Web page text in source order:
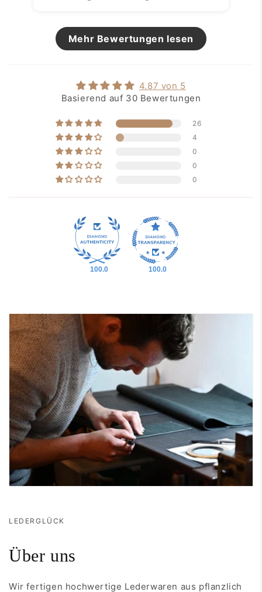
Mehr Bewertungen lesen
4.87 von 5
Basierend auf 30 Bewertungen
26
4
0
0
0
100.0 100.0
LEDERGLÜCK
Über uns
Wir fertigen hochwertige Lederwaren aus pflanzlich